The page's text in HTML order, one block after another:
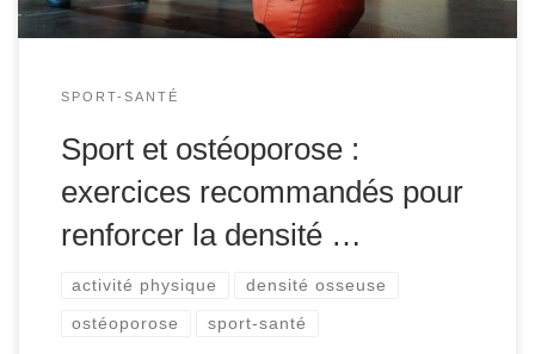
SPORT-SANTÉ
Sport et ostéoporose :
exercices recommandés pour
renforcer la densité …
activité physique densité osseuse
ostéoporose sport-santé